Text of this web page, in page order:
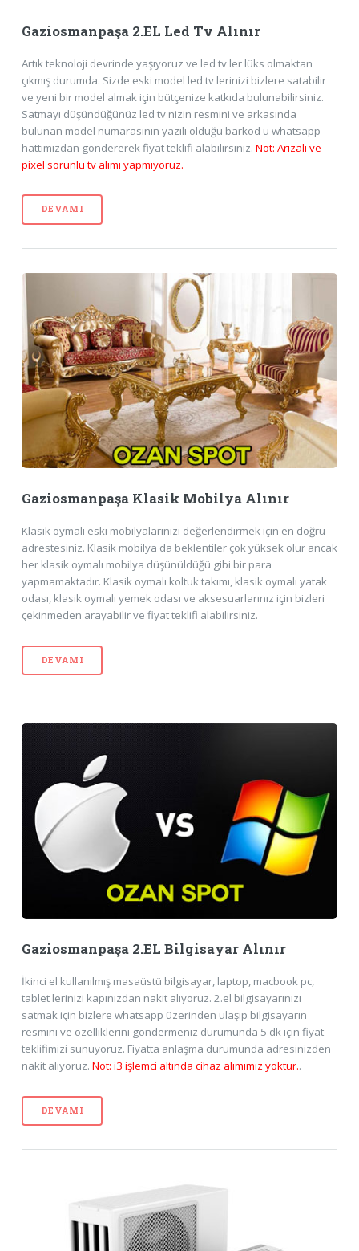
Gaziosmanpaşa 2.EL Led Tv Alınır
Artık teknoloji devrinde yaşıyoruz ve led tv ler lüks olmaktan
çıkmış durumda. Sizde eski model led tv lerinizi bizlere satabilir
ve yeni bir model almak için bütçenize katkıda bulunabilirsiniz.
Satmayı düşündüğünüz led tv nizin resmini ve arkasında
bulunan model numarasının yazılı olduğu barkod u whatsapp
hattımızdan göndererek fiyat teklifi alabilirsiniz. Not: Arızalı ve
pixel sorunlu tv alımı yapmıyoruz.
DEVAMI
Gaziosmanpaşa Klasik Mobilya Alınır
Klasik oymalı eski mobilyalarınızı değerlendirmek için en doğru
adrestesiniz. Klasik mobilya da beklentiler çok yüksek olur ancak
her klasik oymalı mobilya düşünüldüğü gibi bir para
yapmamaktadır. Klasik oymalı koltuk takımı, klasik oymalı yatak
odası, klasik oymalı yemek odası ve aksesuarlarınız için bizleri
çekinmeden arayabilir ve fiyat teklifi alabilirsiniz.
DEVAMI
Gaziosmanpaşa 2.EL Bilgisayar Alınır
İkinci el kullanılmış masaüstü bilgisayar, laptop, macbook pc,
tablet lerinizi kapınızdan nakit alıyoruz. 2.el bilgisayarınızı
satmak için bizlere whatsapp üzerinden ulaşıp bilgisayarın
resmini ve özelliklerini göndermeniz durumunda 5 dk için fiyat
teklifimizi sunuyoruz. Fiyatta anlaşma durumunda adresinizden
nakit alıyoruz. Not: i3 işlemci altında cihaz alımımız yoktur..
DEVAMI